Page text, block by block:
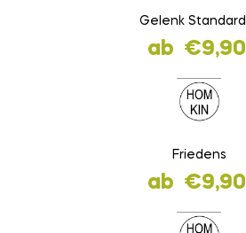
Gelenk
ab €9,90
Friedens
ab €9,90